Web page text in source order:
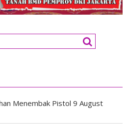
Menembak Pistol 9 August